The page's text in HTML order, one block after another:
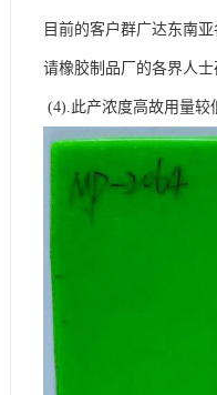
目前的客户群广达东南
请橡胶制品厂的各界人士
(4).此产浓度高故用量较